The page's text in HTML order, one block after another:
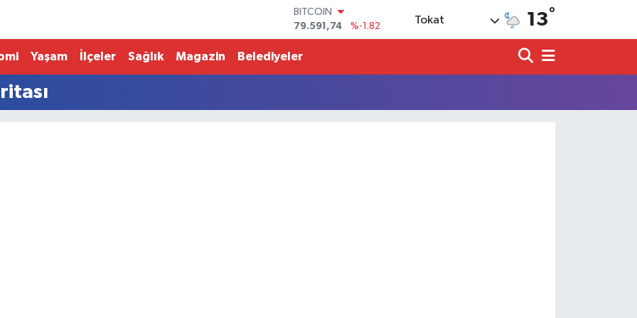
BITCOIN
79.591,74
%-1.82
DOLAR
45,43620
61,60380
%0.18
Tokat 13°
Yaşam İlçeler Sağlık Magazin Belediyeler